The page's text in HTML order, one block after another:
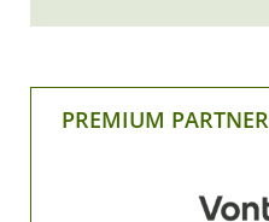
PREMIUM PARTNER